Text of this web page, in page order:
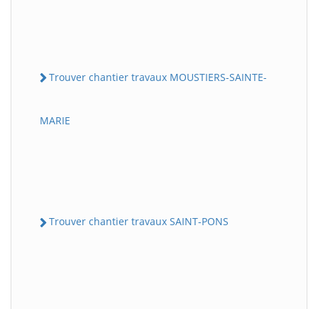
Trouver chantier travaux MOUSTIERS-SAINTE-
MARIE
Trouver chantier travaux SAINT-PONS